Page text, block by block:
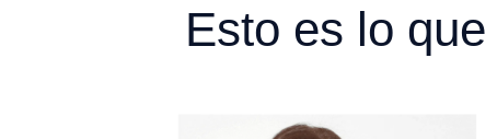
Esto es lo